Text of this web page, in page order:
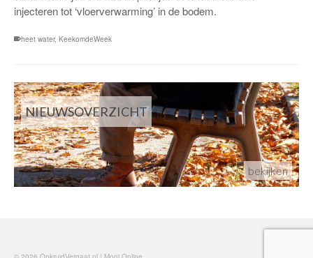
injecteren tot ‘vloerverwarming’ in de bodem.
heet water, KeekomdeWeek
NIEUWSOVERZICHT
bekijken